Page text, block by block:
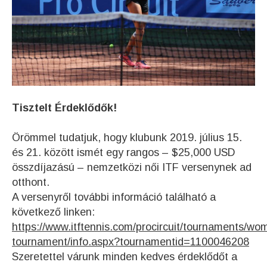
Tisztelt Érdeklődők!
Örömmel tudatjuk, hogy klubunk 2019. július 15.
és 21. között ismét egy rangos – $25,000 USD
összdíjazású – nemzetközi női ITF versenynek ad
otthont.
A versenyről további információ található a
következő linken:
https://www.itftennis.com/procircuit/tournaments/
tournament/info.aspx?tournamentid=1100046208
Szeretettel várunk minden kedves érdeklődőt a